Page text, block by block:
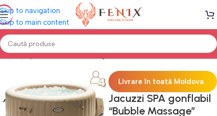
Skip to navigation
Skip to main content
Prima pagină PISCINE Piscine gonflabile
Livrare în toată Moldova
Jacuzzi SPA gonflabil
“Bubble Massage”